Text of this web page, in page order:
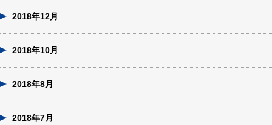
2018年12月
2018年10月
2018年8月
2018年7月